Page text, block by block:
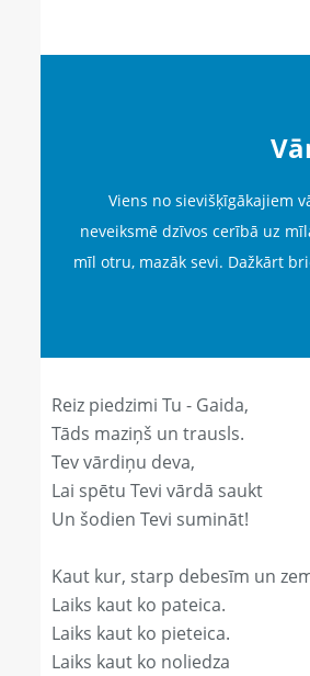
Viens no sievišķīgākajiem
neveiksmē dzīvos cerībā uz
mīl otru, mazāk sevi. Dažkārt
Reiz piedzimi Tu - Gaida,
Tāds maziņš un trausls.
Tev vārdiņu deva,
Lai spētu Tevi vārdā saukt
Un šodien Tevi sumināt!
Kaut kur, starp debesīm un
Laiks kaut ko pateica.
Laiks kaut ko pieteica.
Laiks kaut ko noliedza